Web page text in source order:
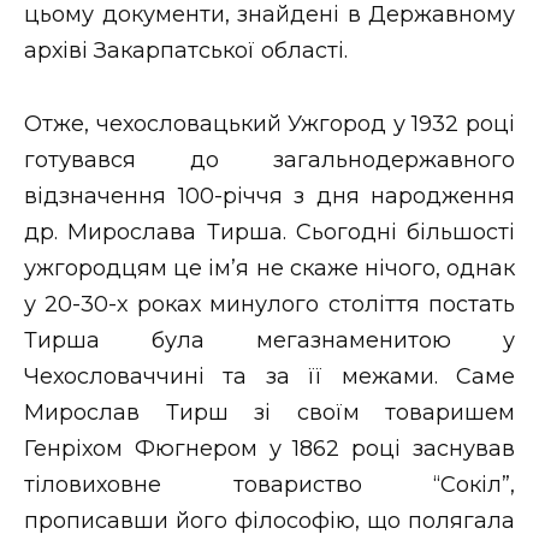
ФОТО
ВІДЕО
цьому документи, знайдені в Державному
архіві Закарпатської області.
Отже, чехословацький Ужгород у 1932 році
готувався до загальнодержавного
відзначення 100-річчя з дня народження
др. Мирослава Тирша. Сьогодні більшості
ужгородцям це ім’я не скаже нічого, однак
у 20-30-х роках минулого століття постать
Тирша була мегазнаменитою у
Чехословаччині та за її межами. Саме
Мирослав Тирш зі своїм товаришем
Генріхом Фюгнером у 1862 році заснував
тіловиховне товариство “Сокіл”,
прописавши його філософію, що полягала